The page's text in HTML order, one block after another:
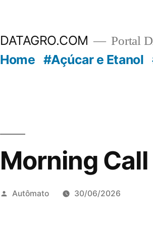
DATAGRO.COM Portal
Home #Açúcar e Etanol
Morning
Publicado
Autômato 30/06/2026